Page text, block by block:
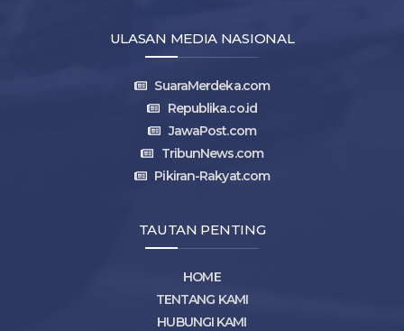
ULASAN MEDIA NASIONAL
SuaraMerdeka.com
Republika.co.id
JawaPost.com
TribunNews.com
Pikiran-Rakyat.com
TAUTAN PENTING
HOME
TENTANG KAMI
HUBUNGI KAMI